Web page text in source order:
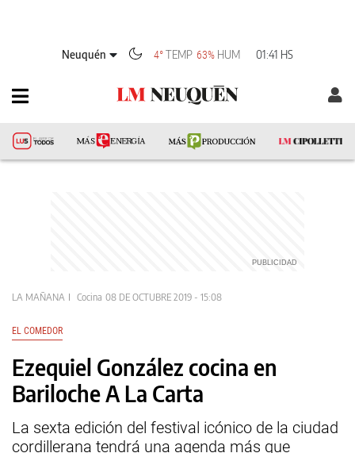
Neuquén 4° TEMP 63% HUM 01:41 HS
LA MAÑANA Cocina 08 DE OCTUBRE 2019 - 15:08
EL COMEDOR
Ezequiel González cocina en
Bariloche A La Carta
La sexta edición del festival icónico de la ciudad
cordillerana tendrá una agenda más que